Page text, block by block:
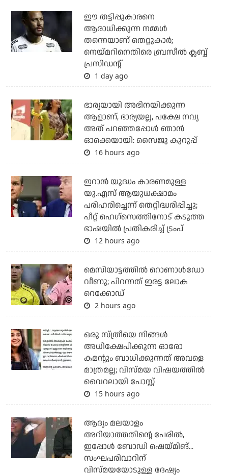
ഈ തട്ടിപ്പുകാരനെ
ആരാധിക്കുന്ന നമ്മള്‍
തന്നെയാണ് തെറ്റുകാര്‍;
നെയ്മറിനെതിരെ ബ്രസീല്‍ ക്ലബ്ബ്
പ്രസിഡന്റ്
1 day ago
ഭാര്യയായി അഭിനയിക്കുന്ന
ആളാണ്, ഭാര്യയല്ല, പക്ഷേ നവ്യ
അത് പറഞ്ഞപ്പോള്‍ ഞാന്‍
ഓക്കെയായി: സൈജു കുറുപ്പ്
16 hours ago
ഇറാന്‍ യുദ്ധം കാരണമുള്ള
യു.എസ് ആയുധക്ഷാമം
പരിഹരിച്ചെന്ന് തെറ്റിദ്ധരിപ്പിച്ചു;
പീറ്റ് ഹെഗ്‌സെത്തിനോട് കടുത്ത
ഭാഷയില്‍ പ്രതികരിച്ച് ട്രംപ്
12 hours ago
മെസിയാട്ടത്തില്‍ റൊണാള്‍ഡോ
വീണു; പിറന്നത് ഇരട്ട ലോക
റെക്കോഡ്
2 hours ago
ഒരു സ്ത്രീയെ നിങ്ങള്‍
അധിക്ഷേപിക്കുന്ന ഓരോ
കമന്റും ബാധിക്കുന്നത് അവളെ
മാത്രമല്ല; വിസ്മയ വിഷയത്തില്‍
വൈറലായി പോസ്റ്റ്
15 hours ago
ആദ്യം മലയാളം
അറിയാത്തതിന്റെ പേരില്‍,
ഇപ്പോള്‍ ബോഡി ഷെയ്മിങ്...
സംഘപരിവാറിന്
വിസ്മയയോടുള്ള ദേഷ്യം